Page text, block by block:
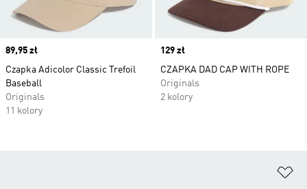
Price
89,95 zł
Czapka Adicolor Classic Trefoil
Baseball
Originals
11 kolory
Price
129 zł
CZAPKA DAD CAP WITH ROPE
Originals
2 kolory